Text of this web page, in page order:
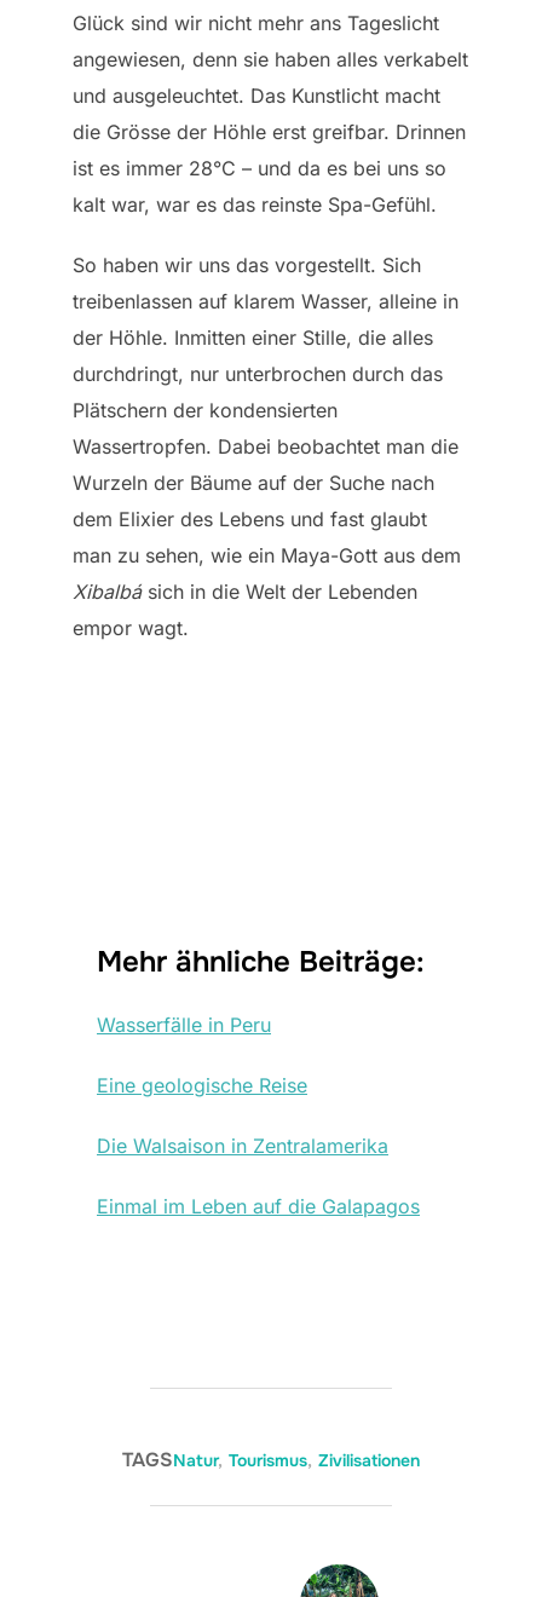
Glück sind wir nicht mehr ans Tageslicht
angewiesen, denn sie haben alles verkabelt
und ausgeleuchtet. Das Kunstlicht macht
die Grösse der Höhle erst greifbar. Drinnen
ist es immer 28°C – und da es bei uns so
kalt war, war es das reinste Spa-Gefühl.
So haben wir uns das vorgestellt. Sich
treibenlassen auf klarem Wasser, alleine in
der Höhle. Inmitten einer Stille, die alles
durchdringt, nur unterbrochen durch das
Plätschern der kondensierten
Wassertropfen. Dabei beobachtet man die
Wurzeln der Bäume auf der Suche nach
dem Elixier des Lebens und fast glaubt
man zu sehen, wie ein Maya-Gott aus dem
Xibalbá sich in die Welt der Lebenden
empor wagt.
Mehr ähnliche Beiträge:
Wasserfälle in Peru
Eine geologische Reise
Die Walsaison in Zentralamerika
Einmal im Leben auf die Galapagos
TAGSNatur, Tourismus, Zivilisationen